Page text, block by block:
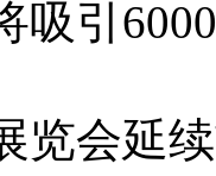
吸引
览会延